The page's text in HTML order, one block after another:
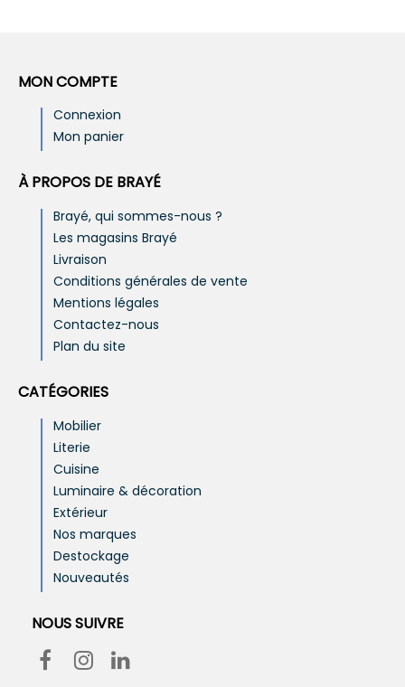
MON COMPTE
Connexion
Mon panier
À PROPOS DE BRAYÉ
Brayé, qui sommes-nous ?
Les magasins Brayé
Livraison
Conditions générales de vente
Mentions légales
Contactez-nous
Plan du site
CATÉGORIES
Mobilier
Literie
Cuisine
Luminaire & décoration
Extérieur
Nos marques
Destockage
Nouveautés
NOUS SUIVRE